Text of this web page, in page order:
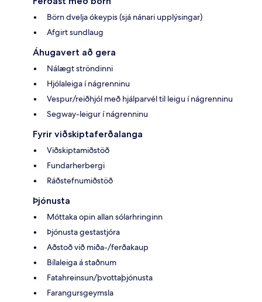
Börn dvelja ókeypis (sjá nánari upplýsingar)
Afgirt sundlaug
Áhugavert að gera
Nálægt ströndinni
Hjólaleiga í nágrenninu
Vespur/reiðhjól með hjálparvél til leigu í nágrenninu
Segway-leigur í nágrenninu
Fyrir viðskiptaferðalanga
Viðskiptamiðstöð
Fundarherbergi
Ráðstefnumiðstöð
Þjónusta
Móttaka opin allan sólarhringinn
Þjónusta gestastjóra
Aðstoð við miða-/ferðakaup
Bílaleiga á staðnum
Fatahreinsun/þvottaþjónusta
Farangursgeymsla